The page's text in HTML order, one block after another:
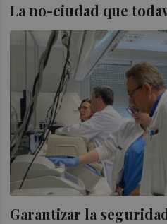
La no-ciudad que
Garantizar la